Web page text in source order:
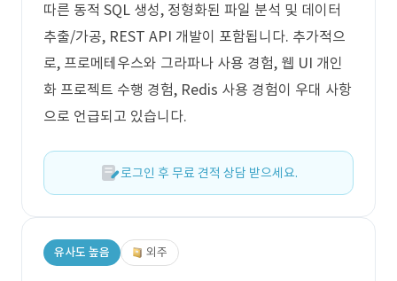
따른 동적 SQL 생성, 정형화된 파일 분석 및 데이터
추출/가공, REST API 개발이 포함됩니다. 추가적으
로, 프로메테우스와 그라파나 사용 경험, 웹 UI 개인
화 프로젝트 수행 경험, Redis 사용 경험이 우대 사항
으로 언급되고 있습니다.
로그인 후 무료 견적 상담 받으세요.
유사도 높음 외주